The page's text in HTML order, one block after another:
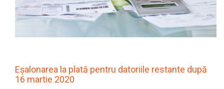
Eșalonarea la plată pentru datoriile restante după
16 martie 2020